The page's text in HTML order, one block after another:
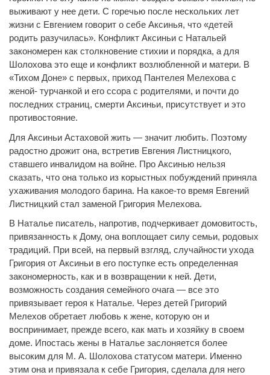
выживают у нее дети. С горечью после нескольких лет
жизни с Евгением говорит о себе Аксинья, что «детей
родить разучилась». Конфликт Аксиньи с Натальей
закономерен как столкновение стихии и порядка, а для
Шолохова это еще и конфликт возлюбленной и матери. В
«Тихом Доне» с первых, приход Пантелея Мелехова с
женой- турчанкой и его ссора с родителями, и почти до
последних страниц, смерти Аксиньи, присутствует и это
противостояние.
Для Аксиньи Астаховой жить — значит любить. Поэтому
радостно дрожит она, встретив Евгения Листницкого,
ставшего инвалидом на войне. Про Аксинью нельзя
сказать, что она только из корыстных побуждений приняла
ухаживания молодого барина. На какое-то время Евгений
Листницкий стал заменой Григория Мелехова.
В Наталье писатель, напротив, подчеркивает домовитость,
привязанность к Дому, она воплощает силу семьи, родовых
традиций. При всей, на первый взгляд, случайности ухода
Григория от Аксиньи в его поступке есть определенная
закономерность, как и в возвращении к ней. Дети,
возможность создания семейного очага — все это
привязывает героя к Наталье. Через детей Григорий
Мелехов обретает любовь к жене, которую он и
воспринимает, прежде всего, как мать и хозяйку в своем
доме. Ипостась жены в Наталье заслоняется более
высоким для М. А. Шолохова статусом матери. Именно
этим она и привязала к себе Григория, сделала для него